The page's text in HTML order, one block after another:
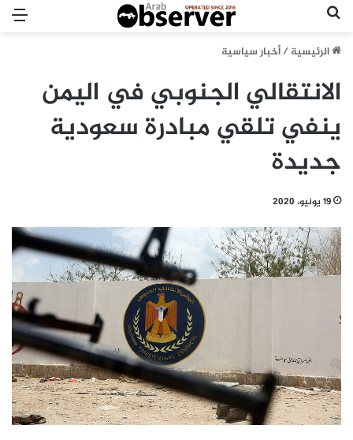
الرئيسية/أخبار سياسية
الانتقالي الجنوبي في اليمن
ينفي تلقي مبادرة سعودية
جديدة
19 يونيو، 2020